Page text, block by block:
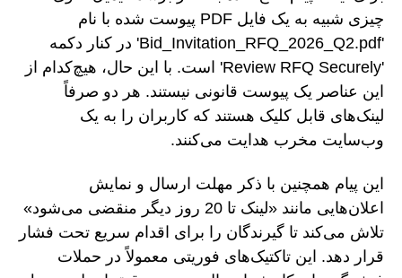
چیزی شبیه به یک فایل PDF پیوست شده با نام
'Bid_Invitation_RFQ_2026_Q2.pdf' در کنار دکمه
'Review RFQ Securely' است. با این حال، هیچ‌کدام از
این عناصر یک پیوست قانونی نیستند. هر دو صرفاً
لینک‌های قابل کلیک هستند که کاربران را به یک
وب‌سایت مخرب هدایت می‌کنند.
این پیام همچنین با ذکر مهلت ارسال و نمایش
اعلان‌هایی مانند «لینک تا 20 روز دیگر منقضی می‌شود»
تلاش می‌کند تا گیرندگان را برای اقدام سریع تحت فشار
قرار دهد. این تاکتیک‌های فوریتی معمولاً در حملات